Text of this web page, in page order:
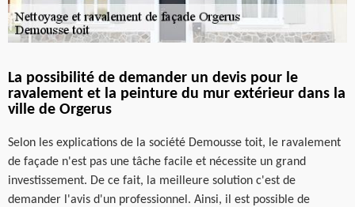
La possibilité de demander un devis pour le
ravalement et la peinture du mur extérieur dans la
ville de Orgerus
Selon les explications de la société Demousse toit, le ravalement
de façade n'est pas une tâche facile et nécessite un grand
investissement. De ce fait, la meilleure solution c'est de
demander l'avis d'un professionnel. Ainsi, il est possible de